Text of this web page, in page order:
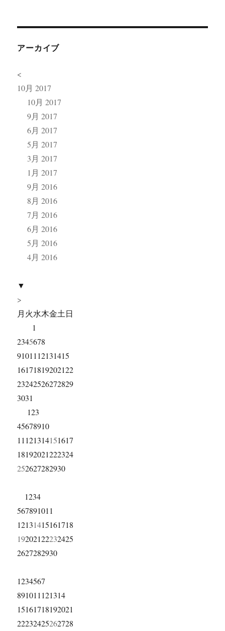
アーカイブ
<
10月 2017
10月 2017
9月 2017
6月 2017
5月 2017
3月 2017
1月 2017
9月 2016
8月 2016
7月 2016
6月 2016
5月 2016
4月 2016
▼
>
月火水木金土日
1
2345678
91011 12131415
16171819202122
23242526272829
3031
123
45678910
11 121314151617
18192021222324
252627282930
1234
567891011
12131415161718
19202122232425
2627282930
1234567
891011 121314
15161718192021
22232425262728